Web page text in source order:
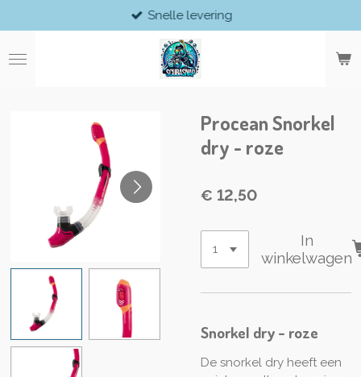
direct
naar
de
Snelle levering
Procean Snorkel
dry - roze
€ 12,50
In
winkelwagen
Snorkel dry - roze
De snorkel dry heeft een